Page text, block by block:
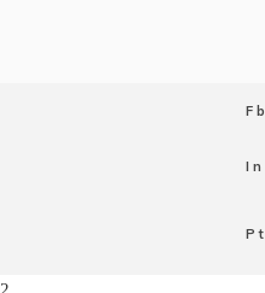
Fb
In
Pt